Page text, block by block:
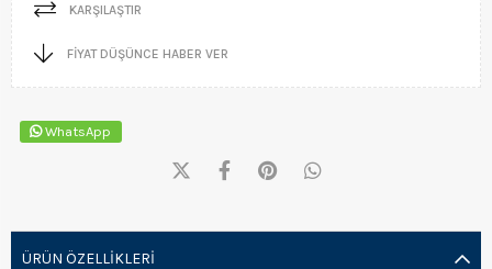
KARŞILAŞTIR
FIYAT DÜŞÜNCE HABER VER
WhatsApp
ÜRÜN ÖZELLIKLERI